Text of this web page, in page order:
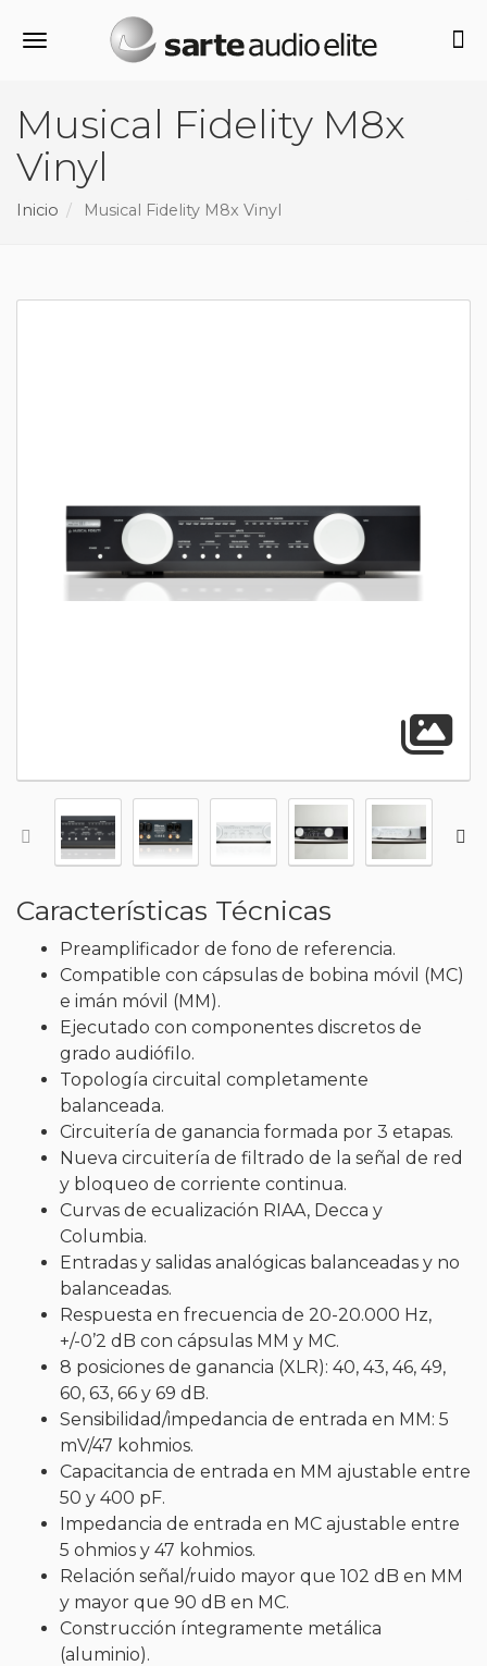
Alternar navegación
Musical Fidelity M8x
Vinyl
Inicio Musical Fidelity M8x Vinyl
Características Técnicas
Preamplificador de fono de referencia.
Compatible con cápsulas de bobina móvil (MC)
e imán móvil (MM).
Ejecutado con componentes discretos de
grado audiófilo.
Topología circuital completamente
balanceada.
Circuitería de ganancia formada por 3 etapas.
Nueva circuitería de filtrado de la señal de red
y bloqueo de corriente continua.
Curvas de ecualización RIAA, Decca y
Columbia.
Entradas y salidas analógicas balanceadas y no
balanceadas.
Respuesta en frecuencia de 20-20.000 Hz,
+/-0’2 dB con cápsulas MM y MC.
8 posiciones de ganancia (XLR): 40, 43, 46, 49,
60, 63, 66 y 69 dB.
Sensibilidad/impedancia de entrada en MM: 5
mV/47 kohmios.
Capacitancia de entrada en MM ajustable entre
50 y 400 pF.
Impedancia de entrada en MC ajustable entre
5 ohmios y 47 kohmios.
Relación señal/ruido mayor que 102 dB en MM
y mayor que 90 dB en MC.
Construcción íntegramente metálica
(aluminio).